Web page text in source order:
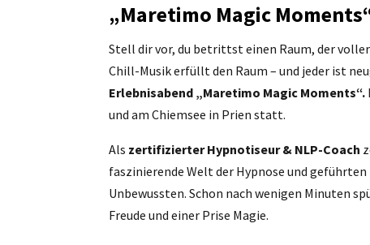
„Maretimo Magic
Stell dir vor, du betrittst einen Raum, der
Chill-Musik erfüllt den Raum – und jeder ist
Erlebnisabend „Maretimo Magic Moments“.
und am Chiemsee in Prien statt.
Als zertifizierter Hypnotiseur & NLP-Coach
faszinierende Welt der Hypnose und
Unbewussten. Schon nach wenigen Minuten
Freude und einer Prise Magie.